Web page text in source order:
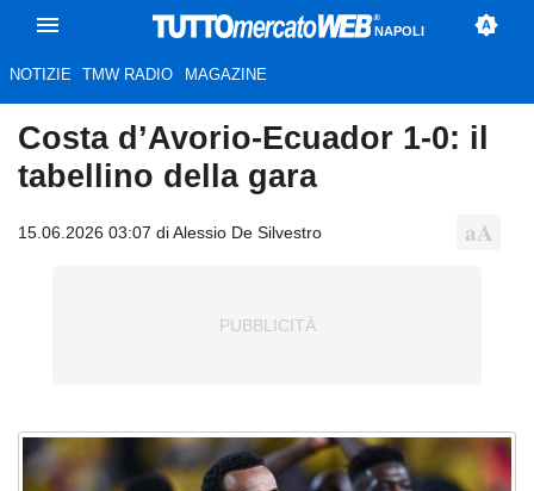
NAPOLI
NOTIZIE TMW RADIO MAGAZINE
Costa d’Avorio-Ecuador 1-0: il
tabellino della gara
15.06.2026 03:07 di Alessio De Silvestro